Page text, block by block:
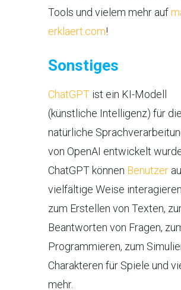
Tools und vielem mehr auf
erklaert.com!
Sonstiges
ChatGPTist ein KI-Modell
(künstliche Intelligenz) für die
natürliche
von OpenAI entwickelt
ChatGPT können Benutzer
vielfältige Weise
zum Erstellen von Texten,
Beantworten von Fragen,
Programmieren, zum
Charakteren für Spiele und
mehr.